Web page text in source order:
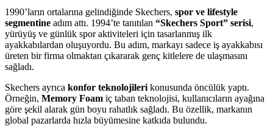
1990’ların ortalarına gelindiğinde Skechers, spor ve lifestyle
segmentine adım attı. 1994’te tanıtılan “Skechers Sport” serisi,
yürüyüş ve günlük spor aktiviteleri için tasarlanmış ilk
ayakkabılardan oluşuyordu. Bu adım, markayı sadece iş ayakkabısı
üreten bir firma olmaktan çıkararak genç kitlelere de ulaşmasını
sağladı.
Skechers ayrıca konfor teknolojileri konusunda öncülük yaptı.
Örneğin, Memory Foam iç taban teknolojisi, kullanıcıların ayağına
göre şekil alarak gün boyu rahatlık sağladı. Bu özellik, markanın
global pazarlarda hızla büyümesine katkıda bulundu.